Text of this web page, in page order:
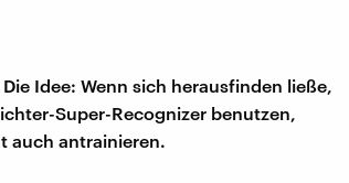
Idee: Wenn sich herausfinden ließe,
Super-Recognizer benutzen,
auch antrainieren.